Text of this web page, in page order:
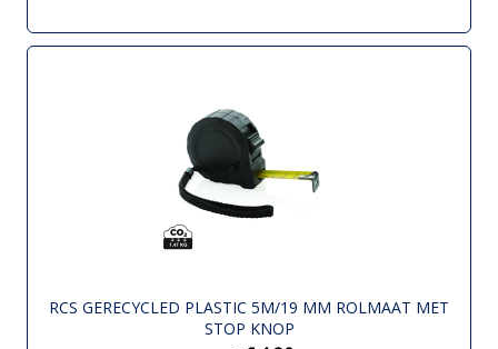
RCS GERECYCLED PLASTIC 5M/19 MM ROLMAAT MET
STOP KNOP